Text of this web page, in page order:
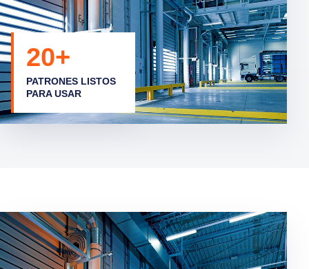
20+
PATRONES LISTOS
PARA USAR